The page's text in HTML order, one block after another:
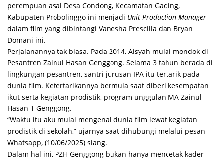
perempuan asal Desa Condong, Kecamatan Gading,
Kabupaten Probolinggo ini menjadi Unit Production Manager
dalam film yang dibintangi Vanesha Prescilla dan Bryan
Domani ini.
Perjalanannya tak biasa. Pada 2014, Aisyah mulai mondok di
Pesantren Zainul Hasan Genggong. Selama 3 tahun berada di
lingkungan pesantren, santri jurusan IPA itu tertarik pada
dunia film. Ketertarikannya bermula saat diberi kesempatan
ikut serta kegiatan prodistik, program unggulan MA Zainul
Hasan 1 Genggong.
“Waktu itu aku mulai mengenal dunia film lewat kegiatan
prodistik di sekolah,” ujarnya saat dihubungi melalui pesan
Whatsapp, (10/06/2025) siang.
Dalam hal ini, PZH Genggong bukan hanya mencetak kader